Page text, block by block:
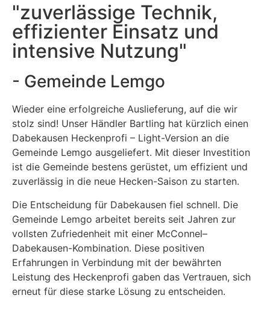
"zuverlässige Technik,
effizienter Einsatz und
intensive Nutzung"
- Gemeinde Lemgo
Wieder eine erfolgreiche Auslieferung, auf die wir
stolz sind! Unser Händler Bartling hat kürzlich einen
Dabekausen Heckenprofi – Light-Version an die
Gemeinde Lemgo ausgeliefert. Mit dieser Investition
ist die Gemeinde bestens gerüstet, um effizient und
zuverlässig in die neue Hecken-Saison zu starten.
Die Entscheidung für Dabekausen fiel schnell. Die
Gemeinde Lemgo arbeitet bereits seit Jahren zur
vollsten Zufriedenheit mit einer McConnel–
Dabekausen-Kombination. Diese positiven
Erfahrungen in Verbindung mit der bewährten
Leistung des Heckenprofi gaben das Vertrauen, sich
erneut für diese starke Lösung zu entscheiden.